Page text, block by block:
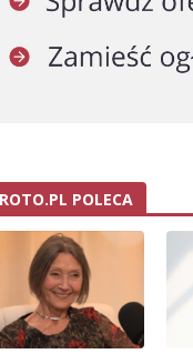
POLECA